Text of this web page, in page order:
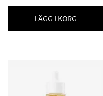
LÄGG I KORG